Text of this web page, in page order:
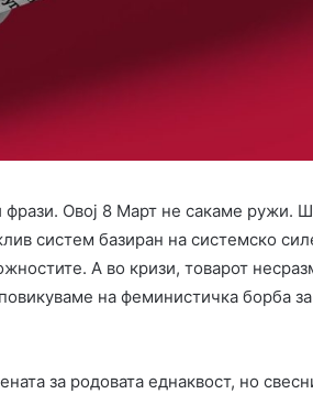
Овој 8 Март не сакаме ружи.
систем базиран на системско
А во кризи, товарот
на феминистичка борба
за родовата еднаквост, но